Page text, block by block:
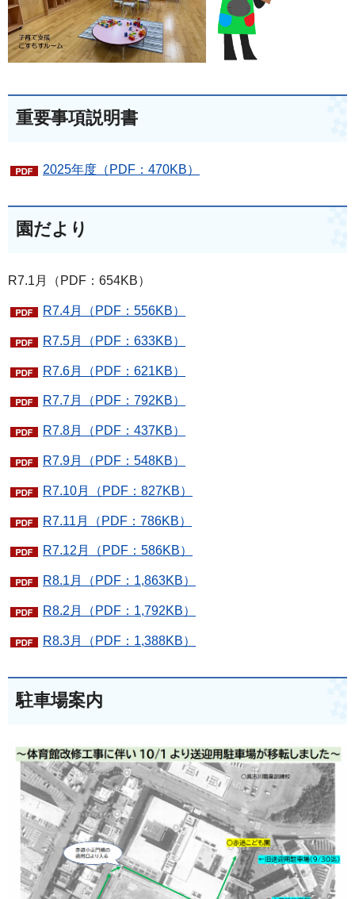
重要事項説明書
2025年度（PDF：470KB）
園だより
R7.1月（PDF：654KB）
R7.4月（PDF：556KB）
R7.5月（PDF：633KB）
R7.6月（PDF：621KB）
R7.7月（PDF：792KB）
R7.8月（PDF：437KB）
R7.9月（PDF：548KB）
R7.10月（PDF：827KB）
R7.11月（PDF：786KB）
R7.12月（PDF：586KB）
R8.1月（PDF：1,863KB）
R8.2月（PDF：1,792KB）
R8.3月（PDF：1,388KB）
駐車場案内